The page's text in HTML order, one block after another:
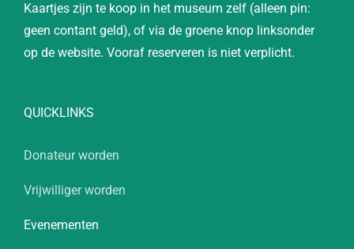
Kaartjes zijn te koop in het museum zelf (alleen pin:
geen contant geld), of via de groene knop linksonder
op de website. Vooraf reserveren is niet verplicht.
QUICKLINKS
Donateur worden
Vrijwilliger worden
Evenementen